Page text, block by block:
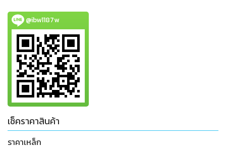
@ibw1187w
เช็คราคาสินค้า
ราคาเหล็ก